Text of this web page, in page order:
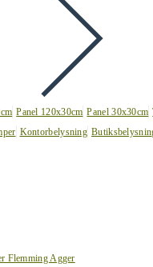
Panel 120x30cm Panel 30x30cm
Kontorbelysning
Flemming Agger